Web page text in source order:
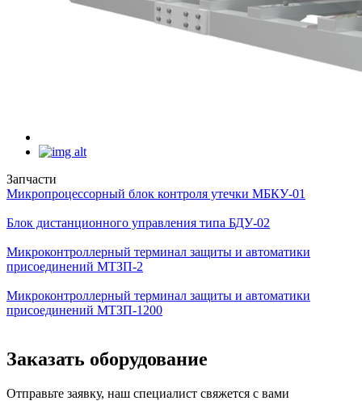
Запчасти
Микропроцессорный блок контроля утечки МБКУ-01
Блок дистанционного управления типа БДУ-02
Микроконтроллерный терминал защиты и автоматики
присоединений МТЗП-2
Микроконтроллерный терминал защиты и автоматики
присоединений МТЗП-1200
Заказать оборудование
Отправьте заявку, наш специалист свяжется с вами